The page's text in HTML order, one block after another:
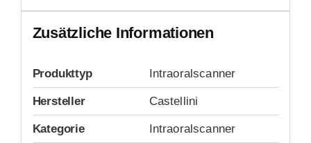
Zusätzliche Informationen
Produkttyp Intraoralscanner
Hersteller Castellini
Kategorie Intraoralscanner